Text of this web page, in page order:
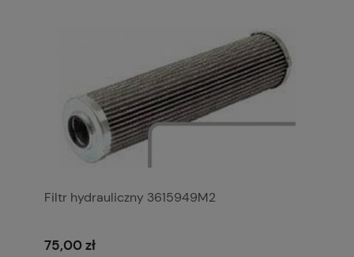
Filtr hydrauliczny 3615949M2
75,00 zł